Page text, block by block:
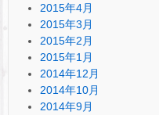
2015年4月
2015年3月
2015年2月
2015年1月
2014年12月
2014年10月
2014年9月